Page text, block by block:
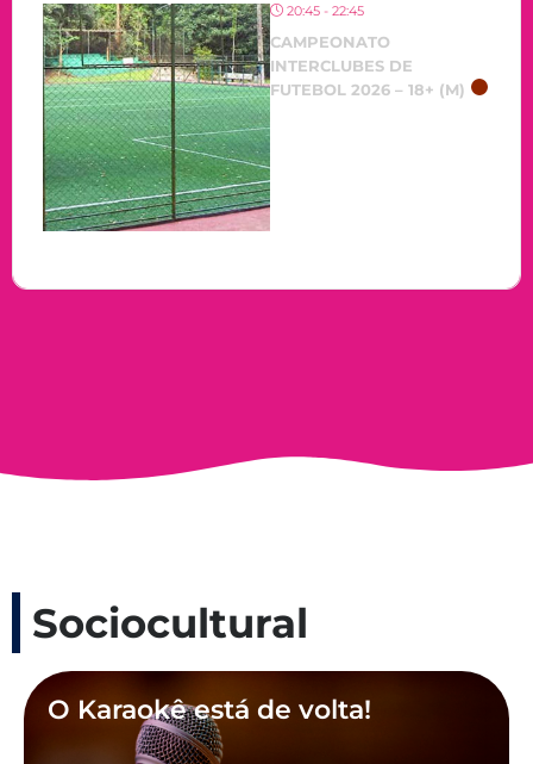
20:45 - 22:45
CAMPEONATO
INTERCLUBES DE
FUTEBOL 2026 – 18+ (M)
Sociocultural
O Karaokê está de volta!